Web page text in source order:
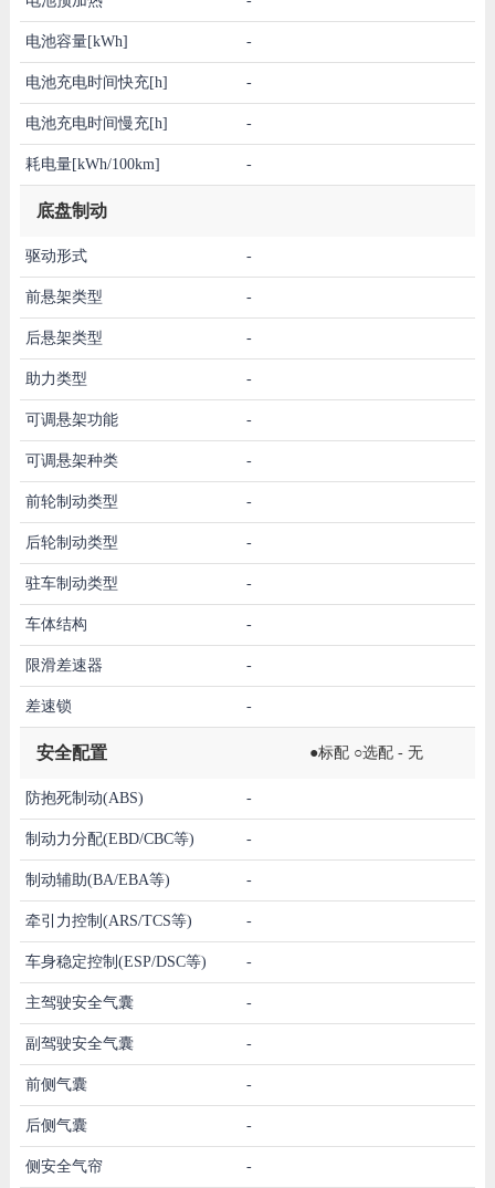
电池容量[kWh] -
电池充电时间快充[h] -
电池充电时间慢充[h] -
耗电量[kWh/100km] -
底盘制动
驱动形式 -
前悬架类型 -
后悬架类型 -
助力类型 -
可调悬架功能 -
可调悬架种类 -
前轮制动类型 -
后轮制动类型 -
驻车制动类型 -
车体结构 -
限滑差速器 -
差速锁 -
安全配置 ●标配 ○选配 - 无
防抱死制动(ABS) -
制动力分配(EBD/CBC等) -
制动辅助(BA/EBA等) -
牵引力控制(ARS/TCS等) -
车身稳定控制(ESP/DSC等) -
主驾驶安全气囊 -
副驾驶安全气囊 -
前侧气囊 -
后侧气囊 -
侧安全气帘 -